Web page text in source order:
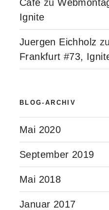
Café zu
Ignite
Juergen Eichholz
Frankfurt #73,
BLOG-ARCHIV
Mai 2020
September 2019
Mai 2018
Januar 2017